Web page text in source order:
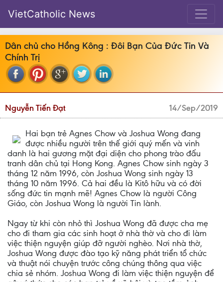
VietCatholic News
Dân chủ cho Hồng Kông : Đôi Bạn Của Đức Tin Và
Chính Trị
Nguyễn Tiến Đạt 14/Sep/2019
Hai bạn trẻ Agnes Chow và Joshua Wong đang
được nhiều người trên thế giới quý mến và vinh
danh là hai gương mặt đại diện cho phong trào đấu
tranh dân chủ tại Hong Kong. Agnes Chow sinh ngày 3
tháng 12 năm 1996, còn Joshua Wong sinh ngày 13
tháng 10 năm 1996. Cả hai đều là Kitô hữu và có đời
sống đức tin mạnh mẽ! Agnes Chow là người Công
Giáo, còn Joshua Wong là người Tin lành.
Ngay từ khi còn nhỏ thì Joshua Wong đã được cha mẹ
cho đi tham gia các sinh hoạt ở nhà thờ và cho đi làm
việc thiện nguyện giúp đỡ người nghèo. Nơi nhà thờ,
Joshua Wong được đào tạo kỹ năng phát triển tổ chức
và thuật nói chuyện trước công chúng thông qua việc
chia sẻ nhóm. Joshua Wong đi làm việc thiện nguyện để